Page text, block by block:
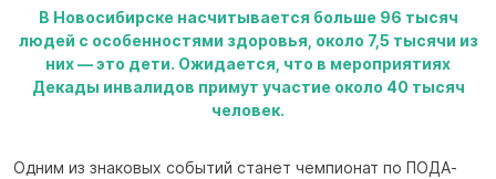
В Новосибирске насчитывается больше 96 тысяч
людей с особенностями здоровья, около 7,5 тысячи из
них — это дети. Ожидается, что в мероприятиях
Декады инвалидов примут участие около 40 тысяч
человек.
Одним из знаковых событий станет чемпионат по ПОДА-